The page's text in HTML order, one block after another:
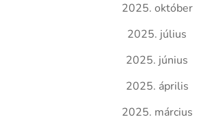
2025. október
2025. július
2025. június
2025. április
2025. március